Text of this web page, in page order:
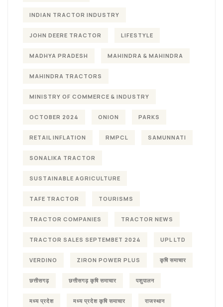
INDIAN TRACTOR INDUSTRY
JOHN DEERE TRACTOR LIFESTYLE
MADHYA PRADESH MAHINDRA & MAHINDRA
MAHINDRA TRACTORS
MINISTRY OF COMMERCE & INDUSTRY
OCTOBER 2024 ONION PARKS
RETAIL INFLATION RMPCL SAMUNNATI
SONALIKA TRACTOR
SUSTAINABLE AGRICULTURE
TAFE TRACTOR TOURISMS
TRACTOR COMPANIES TRACTOR NEWS
TRACTOR SALES SEPTEMBET 2024 UPL LTD
VERDINO ZIRON POWER PLUS कृषि समाचार
छत्तीसगढ़ छत्तीसगढ़ कृषि समाचार पशुपालन
मध्य प्रदेश मध्य प्रदेश कृषि समाचार राजस्थान